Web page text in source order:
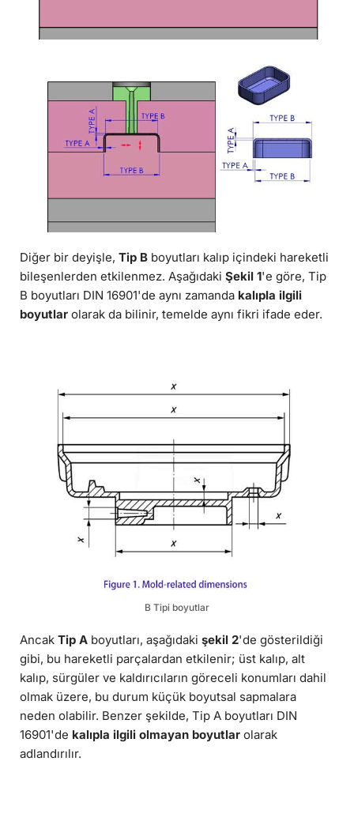
Diğer bir deyişle, Tip B boyutları kalıp içindeki hareketli
bileşenlerden etkilenmez. Aşağıdaki Şekil 1'e göre, Tip
B boyutları DIN 16901'de aynı zamanda kalıpla ilgili
boyutlar olarak da bilinir, temelde aynı fikri ifade eder.
B Tipi boyutlar
Ancak Tip A boyutları, aşağıdaki şekil 2'de gösterildiği
gibi, bu hareketli parçalardan etkilenir; üst kalıp, alt
kalıp, sürgüler ve kaldırıcıların göreceli konumları dahil
olmak üzere, bu durum küçük boyutsal sapmalara
neden olabilir. Benzer şekilde, Tip A boyutları DIN
16901'de kalıpla ilgili olmayan boyutlar olarak
adlandırılır.